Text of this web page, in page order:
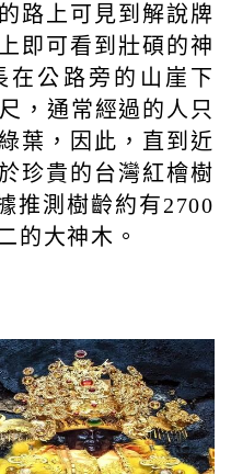
路上可見到解說牌
即可看到壯碩的神
在公路旁的山崖下
，通常經過的人只
葉，因此，直到近
珍貴的台灣紅檜樹
推測樹齡約有2700
的大神木。